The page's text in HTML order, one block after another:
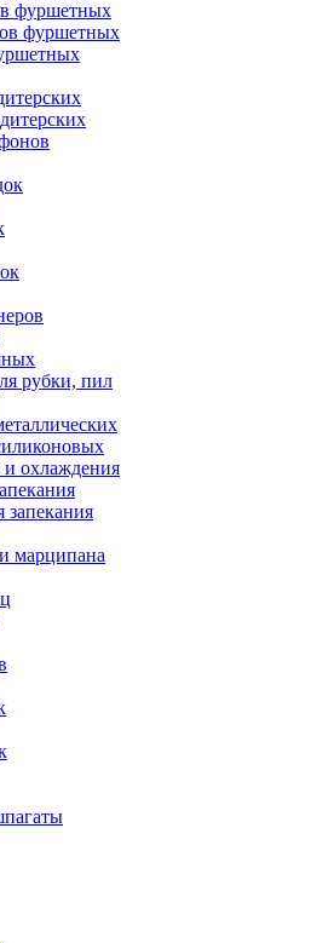
фуршетных
фуршетных
рубки, пил
и охлаждения
запекания
марципана